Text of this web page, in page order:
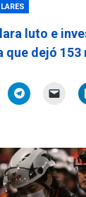
luto e
que dejó